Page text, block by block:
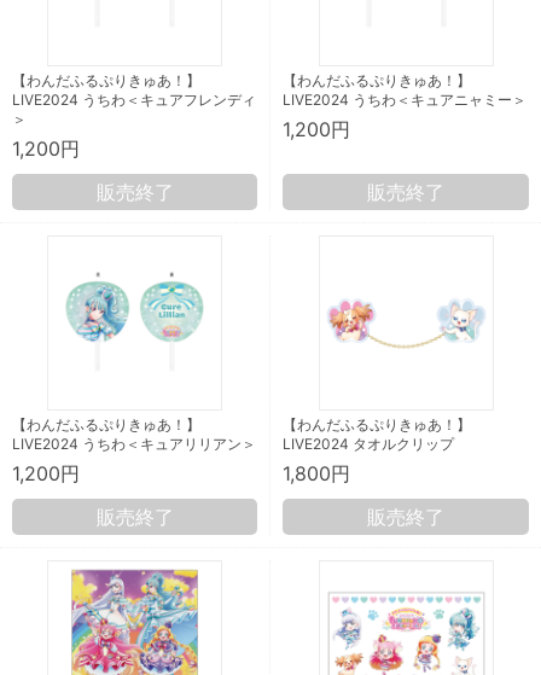
【わんだふるぷりきゅあ！】
LIVE2024 うちわ＜キュアフレンディ
＞
1,200円
販売終了
【わんだふるぷりきゅあ！】
LIVE2024 うちわ＜キュアニャミー＞
1,200円
販売終了
【わんだふるぷりきゅあ！】
LIVE2024 うちわ＜キュアリリアン＞
1,200円
販売終了
【わんだふるぷりきゅあ！】
LIVE2024 タオルクリップ
1,800円
販売終了